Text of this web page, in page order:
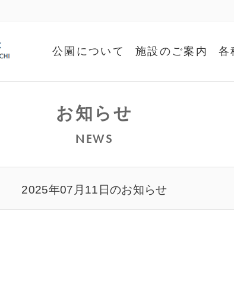
公園について 施設のご案内 各
お知らせ
NEWS
2025年07月11日のお知らせ